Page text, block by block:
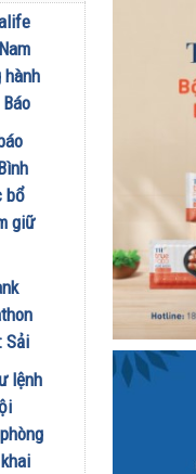
hành
tổ
Cuộc
để
mọi
bản
bổ
giữ
Sải
trị
lệnh